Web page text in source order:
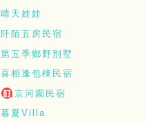
晴天娃娃
阡陌五房民宿
第五季鄉野別墅
喜相逢包棟民宿
京河園民宿
暮夏Villa